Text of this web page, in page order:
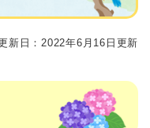
新日：2022年6月16日更新